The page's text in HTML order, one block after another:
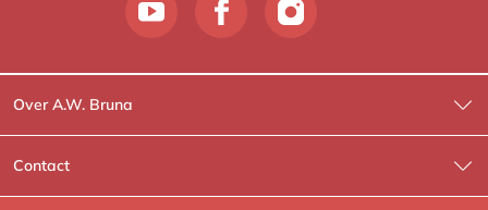
Over A.W. Bruna
Wat wij doen
Wie is Wie?
Contact
Contactinformatie